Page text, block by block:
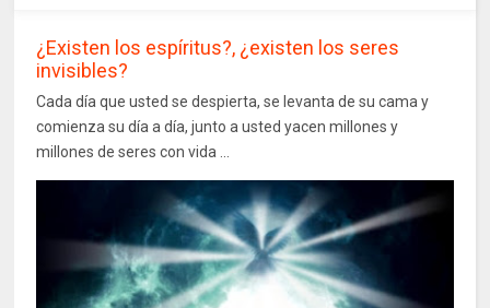
¿Existen los espíritus?, ¿existen los seres
invisibles?
Cada día que usted se despierta, se levanta de su cama y
comienza su día a día, junto a usted yacen millones y
millones de seres con vida ...